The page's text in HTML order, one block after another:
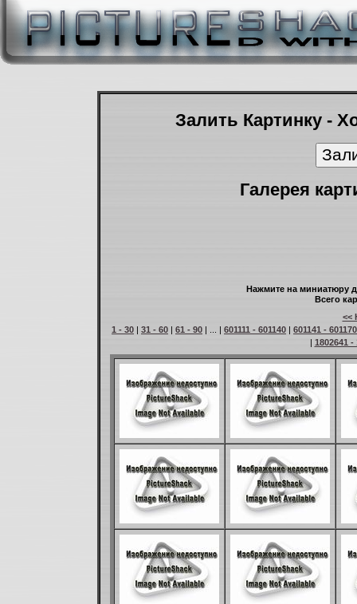
Залить Картинку -
Галерея
Нажмите на миниатюру
Всего
<<
1 - 30 | 31 - 60 | 61 - 90 | ... | 601111 - 601140 | 601141 - 601170
| 1802641 -